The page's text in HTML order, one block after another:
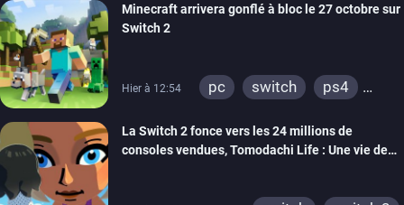
Minecraft arrivera gonflé à bloc le 27 octobre sur
Switch 2
Hier à 12:54 pc switch
ps4
wiiu
3ds
ps3
xbox 360
switch 2
La Switch 2 fonce vers les 24 millions de
consoles vendues, Tomodachi Life : Une vie de